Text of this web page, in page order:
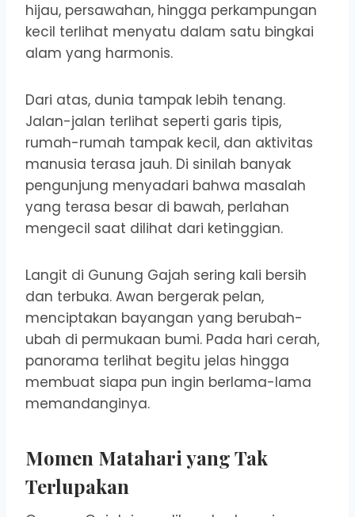
hijau, persawahan, hingga perkampungan
kecil terlihat menyatu dalam satu bingkai
alam yang harmonis.
Dari atas, dunia tampak lebih tenang.
Jalan-jalan terlihat seperti garis tipis,
rumah-rumah tampak kecil, dan aktivitas
manusia terasa jauh. Di sinilah banyak
pengunjung menyadari bahwa masalah
yang terasa besar di bawah, perlahan
mengecil saat dilihat dari ketinggian.
Langit di Gunung Gajah sering kali bersih
dan terbuka. Awan bergerak pelan,
menciptakan bayangan yang berubah-
ubah di permukaan bumi. Pada hari cerah,
panorama terlihat begitu jelas hingga
membuat siapa pun ingin berlama-lama
memandanginya.
Momen Matahari yang Tak
Terlupakan